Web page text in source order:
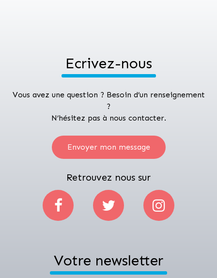
Ecrivez-nous
Vous avez une question ? Besoin d’un renseignement
?
N’hésitez pas à nous contacter.
Envoyer mon message
Retrouvez nous sur
Votre newsletter